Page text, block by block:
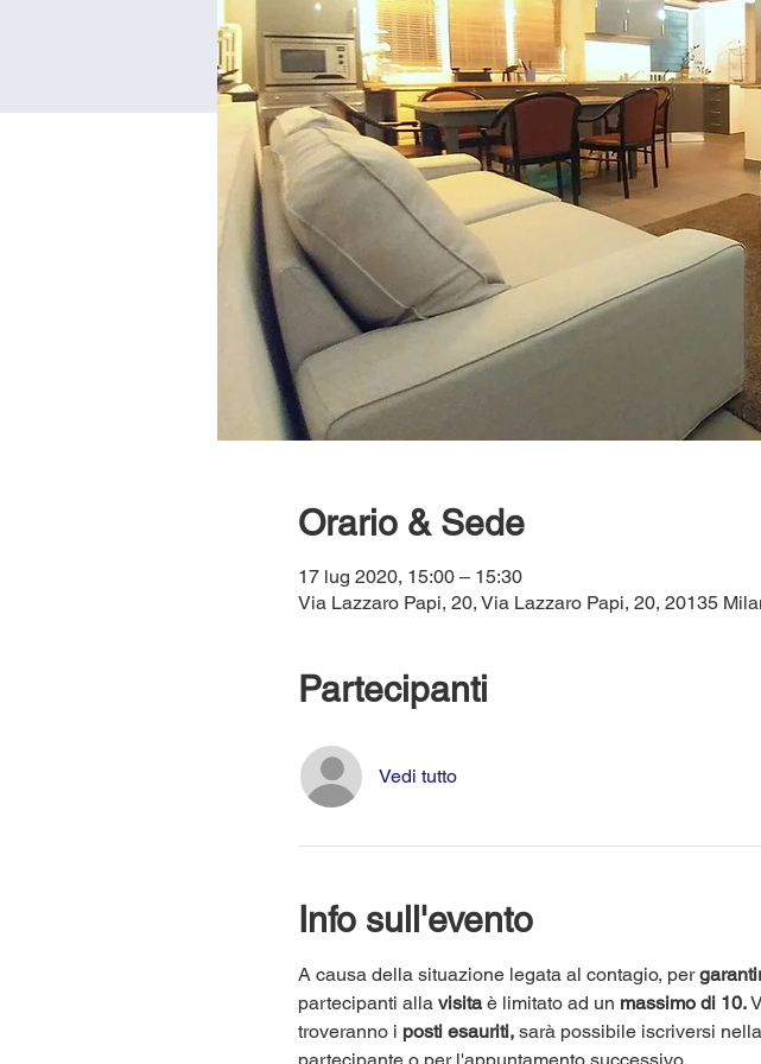
Orario & Sede
17 lug 2020, 15:00 – 15:30
Via Lazzaro Papi, 20, Via Lazzaro Papi, 20, 20135
Partecipanti
Vedi tutto
Info sull'evento
A causa della situazione legata al contagio, per
partecipanti alla visita è limitato ad un massimo di 10.
troveranno i posti esauriti, sarà possibile iscriversi nella
partecipante o per l'appuntamento successivo.